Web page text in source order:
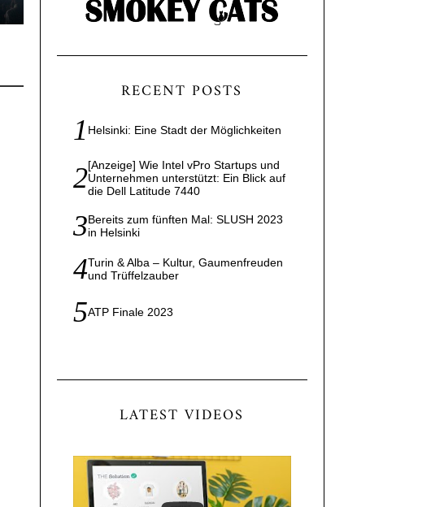
RECENT POSTS
Helsinki: Eine Stadt der Möglichkeiten
[Anzeige] Wie Intel vPro Startups und
Unternehmen unterstützt: Ein Blick auf
die Dell Latitude 7440
Bereits zum fünften Mal: SLUSH 2023
in Helsinki
Turin & Alba – Kultur, Gaumenfreuden
und Trüffelzauber
ATP Finale 2023
LATEST VIDEOS